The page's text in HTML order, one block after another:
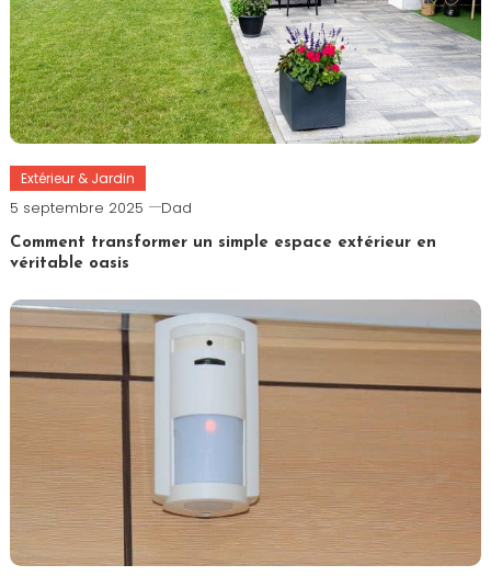
Extérieur & Jardin
5 septembre 2025 Dad
Comment transformer un simple espace extérieur en
véritable oasis